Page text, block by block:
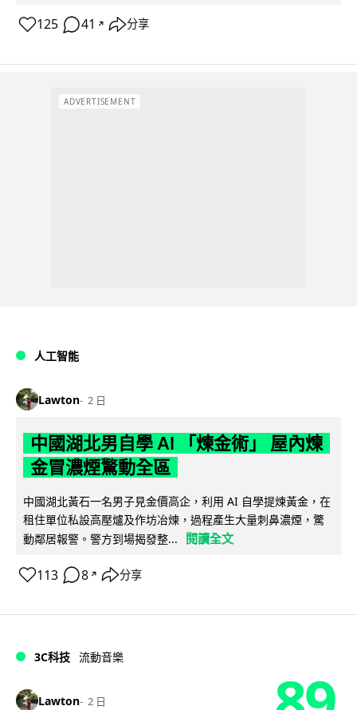
125 41 ↗ 分享
ADVERTISEMENT
人工智能
Lawton 2 日
中國湖北男自學 AI 「煉金術」 屋內煉
金冒濃煙驚動全區
中國湖北黃石一名男子見金價高企，利用 AI 自學提煉黃金，在
租住單位私設高壓爐及作坊冶煉，過程產生大量刺鼻濃煙，驚
動鄰居報警。警方到場揭發整...
閱讀全文
113 8 ↗ 分享
3C科技 流動音樂
Lawton 2 日